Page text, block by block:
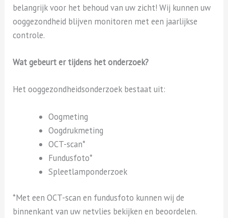
belangrijk voor het behoud van uw zicht! Wij kunnen uw
ooggezondheid blijven monitoren met een jaarlijkse
controle.
Wat gebeurt er tijdens het onderzoek?
Het ooggezondheidsonderzoek bestaat uit:
Oogmeting
Oogdrukmeting
OCT-scan*
Fundusfoto*
Spleetlamponderzoek
*Met een OCT-scan en fundusfoto kunnen wij de
binnenkant van uw netvlies bekijken en beoordelen.